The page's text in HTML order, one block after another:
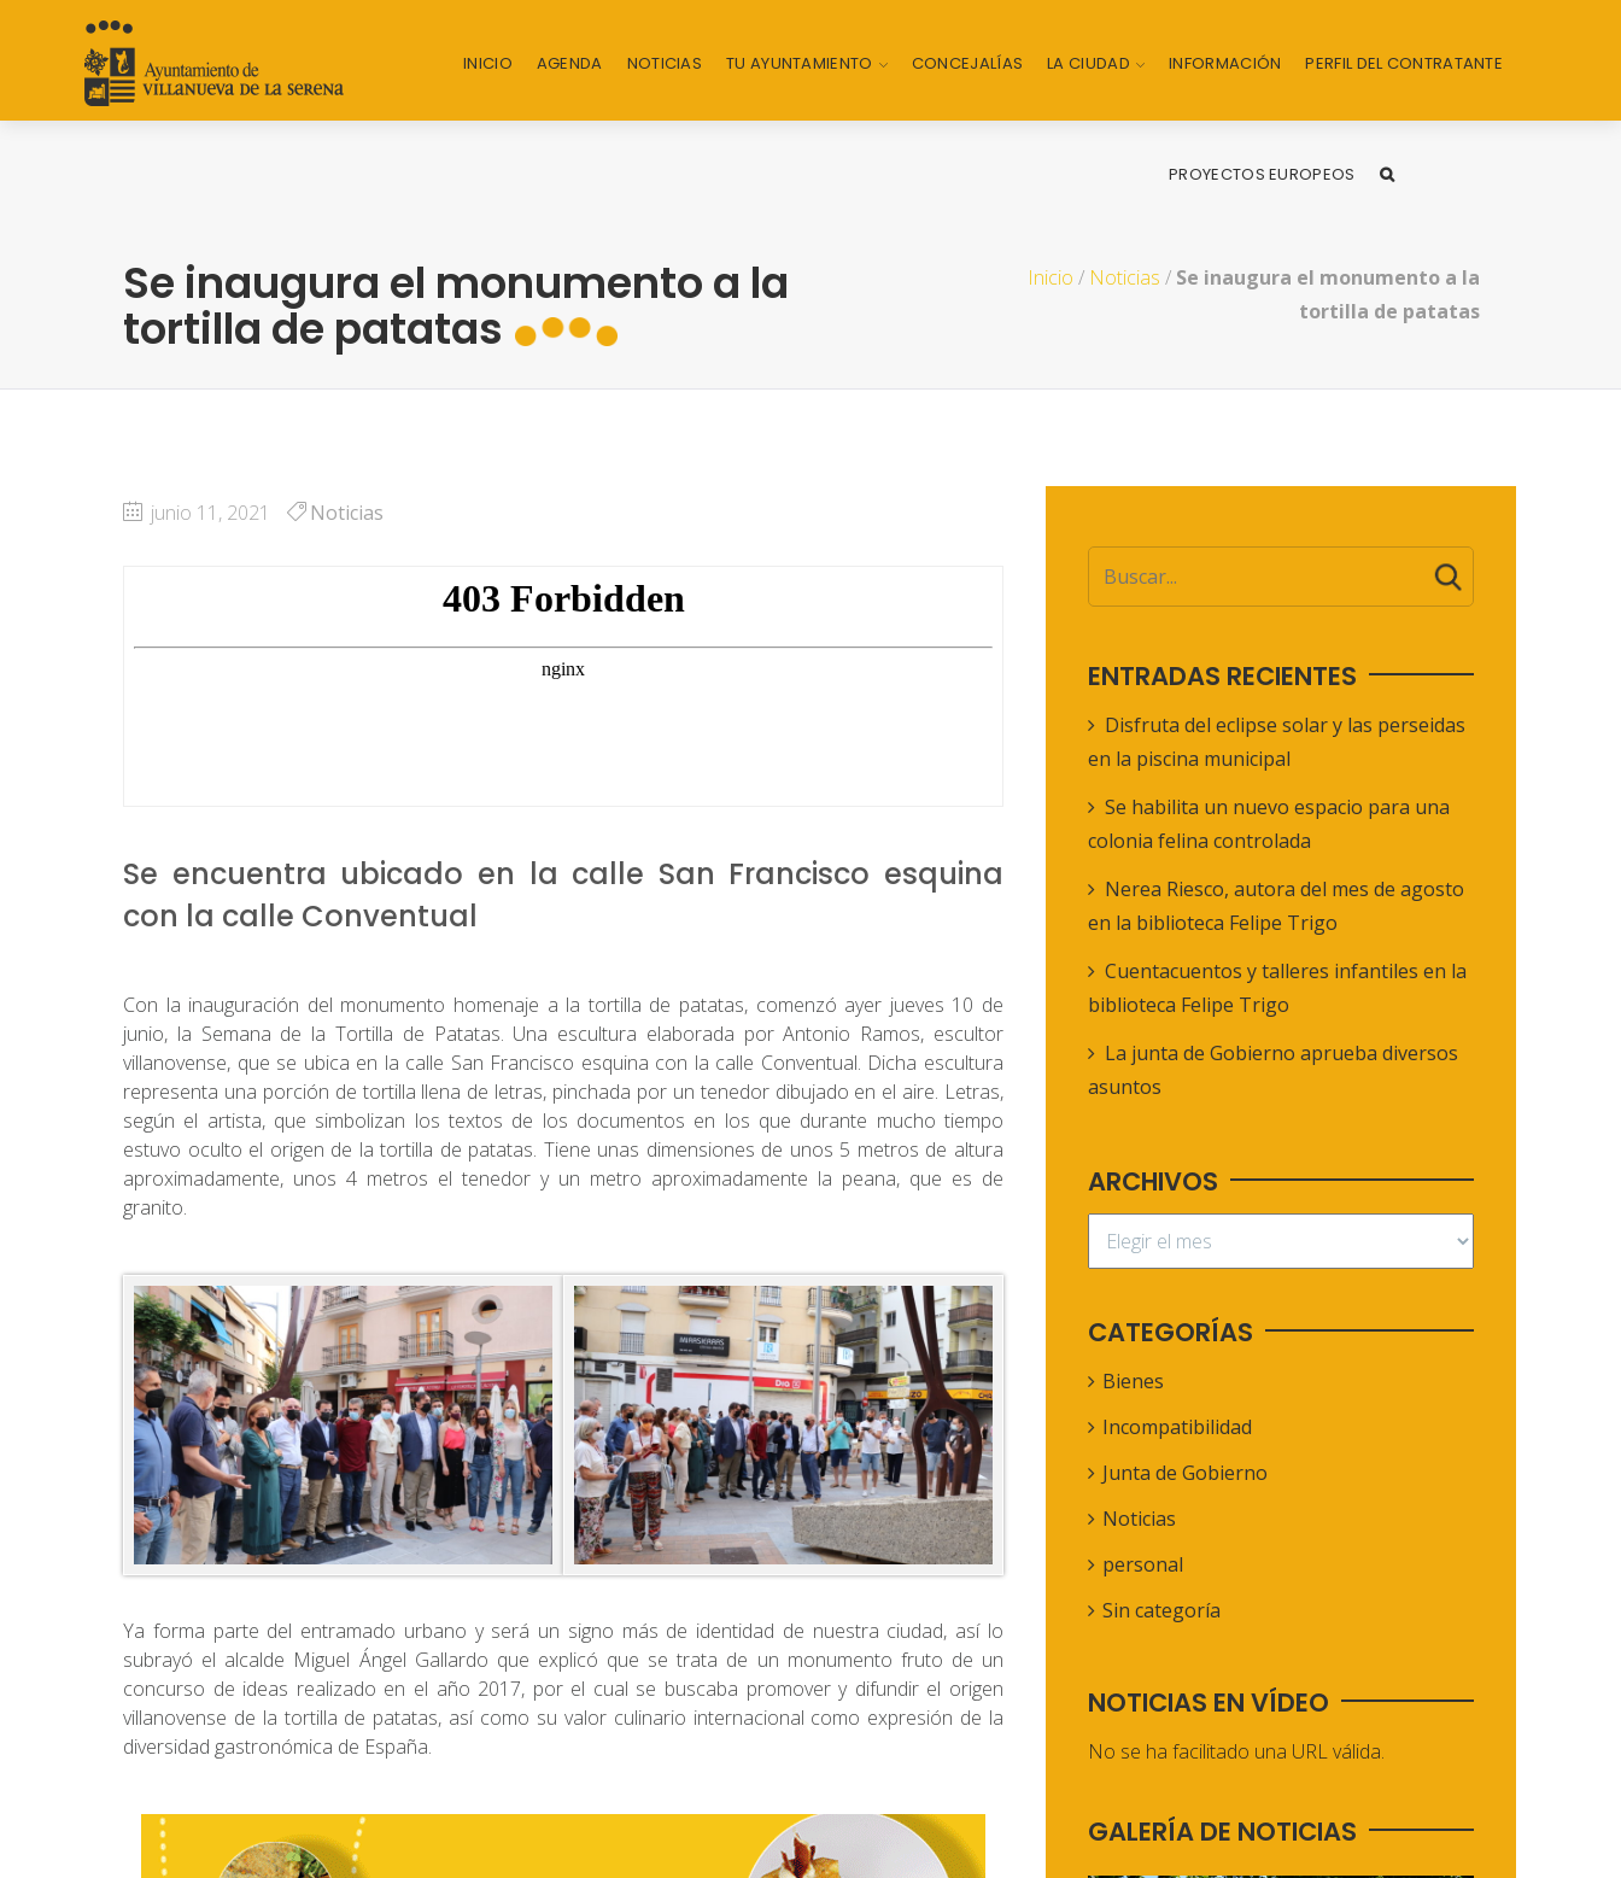
INICIO AGENDA NOTICIAS TU AYUNTAMIENTO CONCEJALÍAS LA CIUDAD INFORMACIÓN PERFIL DEL CONTRATANTE
PROYECTOS EUROPEOS
Se inaugura el monumento a la
tortilla de patatas
Inicio / Noticias / Se inaugura el monumento a la
tortilla de patatas
junio 11, 2021 Noticias
Se encuentra ubicado en la calle San Francisco esquina
con la calle Conventual
Con la inauguración del monumento homenaje a la tortilla de patatas, comenzó ayer jueves 10 de
junio, la Semana de la Tortilla de Patatas. Una escultura elaborada por Antonio Ramos, escultor
villanovense, que se ubica en la calle San Francisco esquina con la calle Conventual. Dicha escultura
representa una porción de tortilla llena de letras, pinchada por un tenedor dibujado en el aire. Letras,
según el artista, que simbolizan los textos de los documentos en los que durante mucho tiempo
estuvo oculto el origen de la tortilla de patatas. Tiene unas dimensiones de unos 5 metros de altura
aproximadamente, unos 4 metros el tenedor y un metro aproximadamente la peana, que es de
granito.
Ya forma parte del entramado urbano y será un signo más de identidad de nuestra ciudad, así lo
subrayó el alcalde Miguel Ángel Gallardo que explicó que se trata de un monumento fruto de un
concurso de ideas realizado en el año 2017, por el cual se buscaba promover y difundir el origen
villanovense de la tortilla de patatas, así como su valor culinario internacional como expresión de la
diversidad gastronómica de España.
ENTRADAS RECIENTES
Disfruta del eclipse solar y las perseidas
en la piscina municipal
Se habilita un nuevo espacio para una
colonia felina controlada
Nerea Riesco, autora del mes de agosto
en la biblioteca Felipe Trigo
Cuentacuentos y talleres infantiles en la
biblioteca Felipe Trigo
La junta de Gobierno aprueba diversos
asuntos
ARCHIVOS
CATEGORÍAS
Bienes
Incompatibilidad
Junta de Gobierno
Noticias
personal
Sin categoría
NOTICIAS EN VÍDEO
No se ha facilitado una URL válida.
GALERÍA DE NOTICIAS